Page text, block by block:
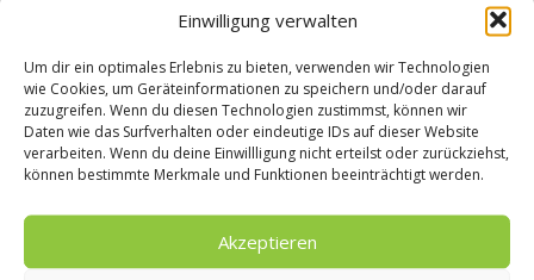
Einwilligung verwalten
Um dir ein optimales Erlebnis zu bieten, verwenden wir Technologien
wie Cookies, um Geräteinformationen zu speichern und/oder darauf
zuzugreifen. Wenn du diesen Technologien zustimmst, können wir
Daten wie das Surfverhalten oder eindeutige IDs auf dieser Website
verarbeiten. Wenn du deine Einwillligung nicht erteilst oder zurückziehst,
können bestimmte Merkmale und Funktionen beeinträchtigt werden.
Akzeptieren
Wurst –
bei
News
Neue Start-up-
FOOD &